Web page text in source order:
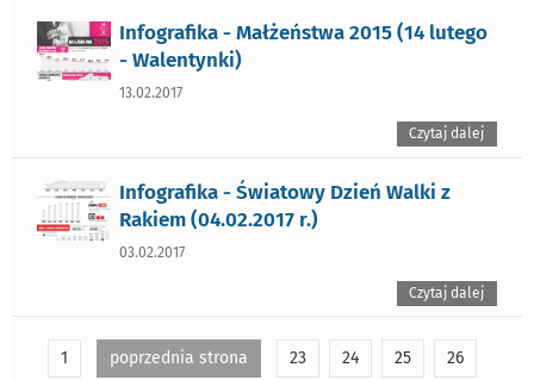
Infografika - Małżeństwa 2015 (14 lutego
- Walentynki)
13.02.2017
Czytaj dalej
Infografika - Światowy Dzień Walki z
Rakiem (04.02.2017 r.)
03.02.2017
Czytaj dalej
1 poprzednia strona 23 24 25 26